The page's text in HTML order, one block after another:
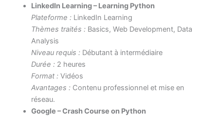
LinkedIn Learning – Learning Python
Plateforme :LinkedIn Learning
Thèmes traités :Basics, Web Development, Data
Analysis
Niveau requis :Débutant à intermédiaire
Durée :2 heures
Format :Vidéos
Avantages :Contenu professionnel et mise en
réseau.
Google – Crash Course on Python